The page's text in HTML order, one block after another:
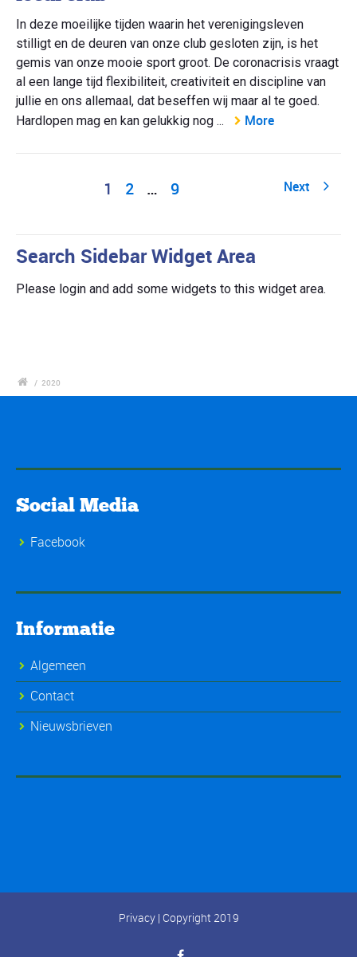
In deze moeilijke tijden waarin het verenigingsleven
stilligt en de deuren van onze club gesloten zijn, is het
gemis van onze mooie sport groot. De coronacrisis vraagt
al een lange tijd flexibiliteit, creativiteit en discipline van
jullie en ons allemaal, dat beseffen wij maar al te goed.
Hardlopen mag en kan gelukkig nog ...
More
1 2 … 9 Next
Search Sidebar Widget Area
Please login and add some widgets to this widget area.
/ 2020
Social Media
Facebook
Informatie
Algemeen
Contact
Nieuwsbrieven
Privacy| Copyright 2019